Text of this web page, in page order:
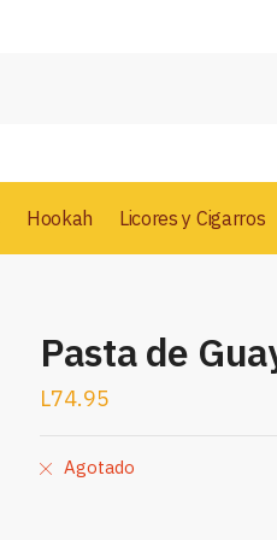
Hookah Licores y Cigarros
Pasta de
L74.95
Agotado